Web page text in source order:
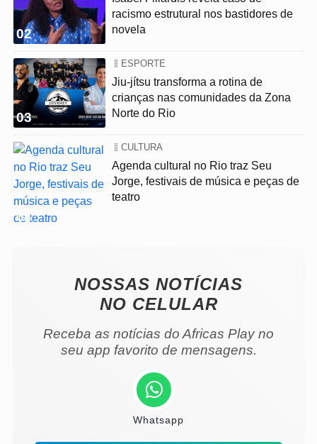
02
racismo estrutural nos bastidores de
novela
03
ESPORTE
Jiu-jítsu transforma a rotina de
crianças nas comunidades da Zona
Norte do Rio
04
CULTURA
Agenda cultural no Rio traz Seu
Jorge, festivais de música e peças de
teatro
NOSSAS NOTÍCIAS
NO CELULAR
Receba as notícias do Africas Play no
seu app favorito de mensagens.
Whatsapp